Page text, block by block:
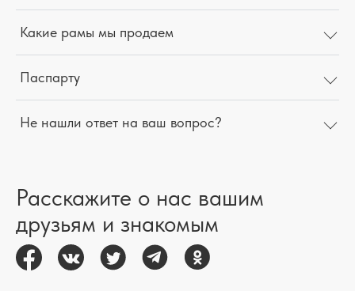
Какие рамы мы продаем
Паспарту
Не нашли ответ на ваш вопрос?
Расскажите о нас вашим
друзьям и знакомым